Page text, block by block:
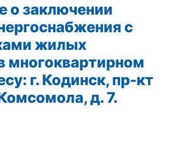
о заключении
с
жилых
многоквартирном
г. Кодинск, пр-кт
д. 7.